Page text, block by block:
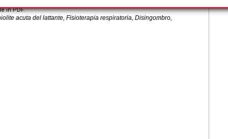
in PDF.
acuta del lattante, Fisioterapia respiratoria, Disingombro,